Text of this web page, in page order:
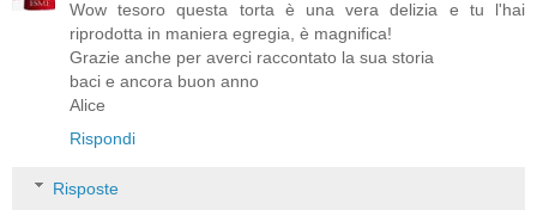
Wow tesoro questa torta è una vera delizia e tu l'hai
riprodotta in maniera egregia, è magnifica!
Grazie anche per averci raccontato la sua storia
baci e ancora buon anno
Alice
Rispondi
Risposte